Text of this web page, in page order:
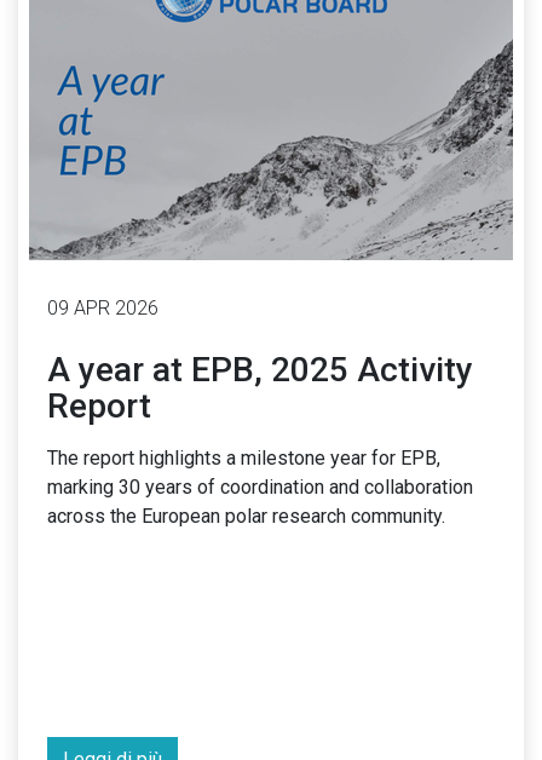
09 APR 2026
A year at EPB, 2025 Activity
Report
The report highlights a milestone year for EPB,
marking 30 years of coordination and collaboration
across the European polar research community.